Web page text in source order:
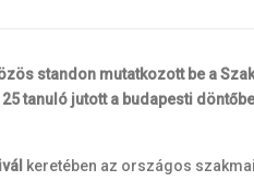
standon mutatkozott be a
tanuló jutott a budapesti
keretében az országos